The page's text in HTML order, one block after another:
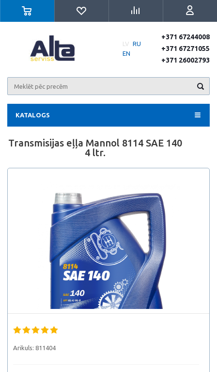
LV RU
EN
+371 67244008
+371 67271055
+371 26002793
KATALOGS
Transmisijas eļļa Mannol 8114 SAE 140
4 ltr.
Arikuls: 811404